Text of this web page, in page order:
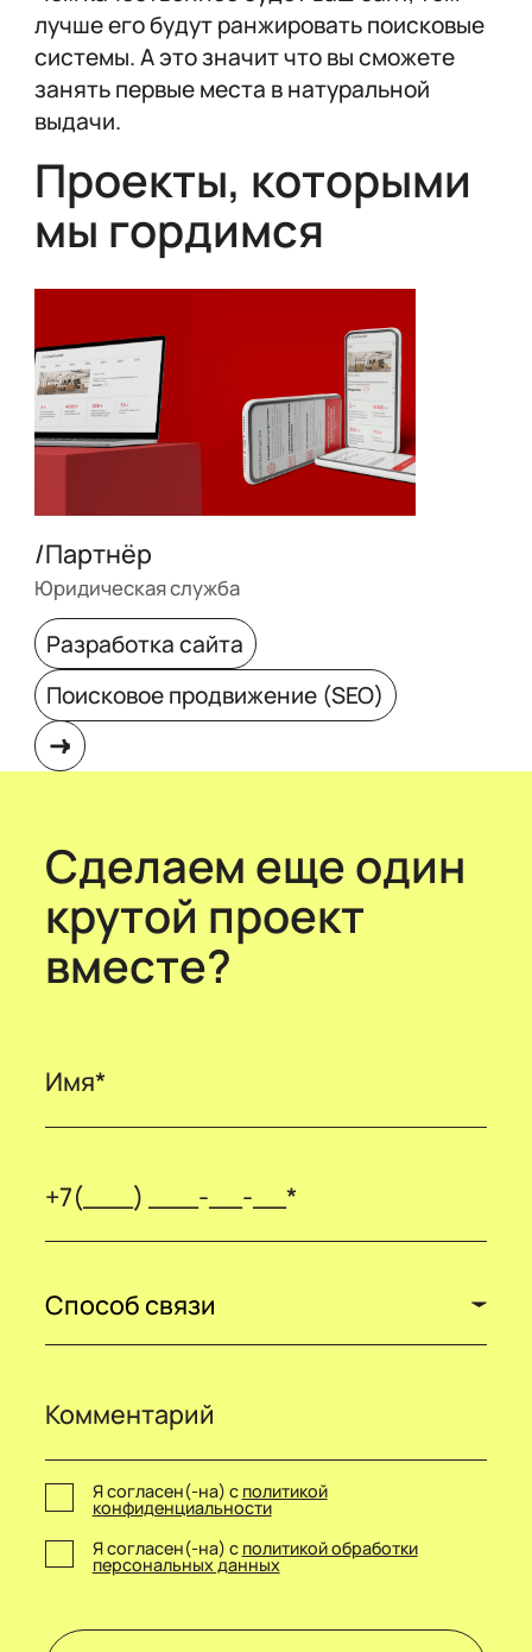
лучше его будут ранжировать поисковые
системы. А это значит что вы сможете
занять первые места в натуральной
выдачи.
Проекты, которыми
мы гордимся
/Партнёр
Юридическая служба
Разработка сайта
Поисковое продвижение (SEO)
Сделаем еще один
крутой проект
вместе?
Способ связи
Я согласен(-на) с политикой
конфиденциальности
Я согласен(-на) с политикой обработки
персональных данных